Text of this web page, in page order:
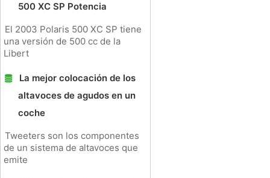
500 XC SP Potencia
El 2003 Polaris 500 XC SP tiene
una versión de 500 cc de la
Libert
La mejor colocación de los
altavoces de agudos en un
coche
Tweeters son los componentes
de un sistema de altavoces que
emite